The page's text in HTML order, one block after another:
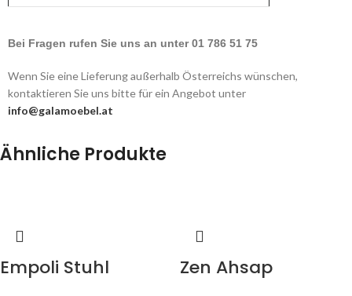
Bei Fragen rufen Sie uns an unter 01 786 51 75
Wenn Sie eine Lieferung außerhalb Österreichs wünschen,
kontaktieren Sie uns bitte für ein Angebot unter
info@galamoebel.at
Ähnliche Produkte
Empoli Stuhl Zen Ahsap